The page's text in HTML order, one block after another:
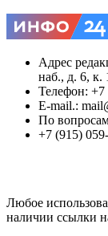
Адрес
наб., д. 6, к.
Телефон: +7
E-mail.:
По
+7 (915)
Любое
наличии ссылки